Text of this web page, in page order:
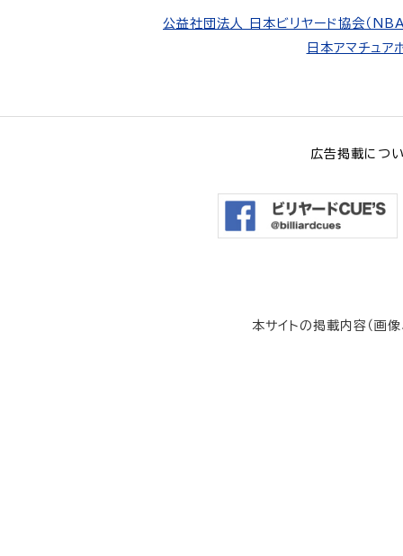
公益社団法人 日本ビリヤード協会（NBA
日本アマチュア
広告掲載につ
本サイトの掲載内容（画